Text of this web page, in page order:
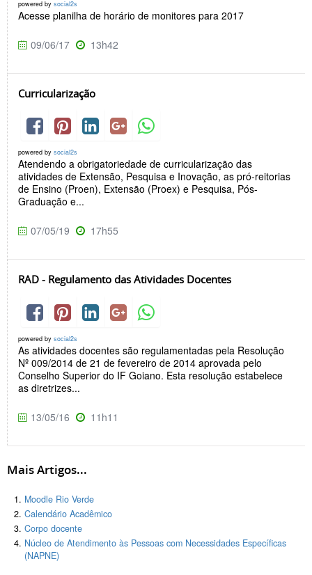
powered by social2s
Acesse planilha de horário de monitores para 2017
09/06/17 13h42
Curricularização
powered by social2s
Atendendo a obrigatoriedade de curricularização das
atividades de Extensão, Pesquisa e Inovação, as pró-reitorias
de Ensino (Proen), Extensão (Proex) e Pesquisa, Pós-
Graduação e...
07/05/19 17h55
RAD - Regulamento das Atividades Docentes
powered by social2s
As atividades docentes são regulamentadas pela Resolução
Nº 009/2014 de 21 de fevereiro de 2014 aprovada pelo
Conselho Superior do IF Goiano. Esta resolução estabelece
as diretrizes...
13/05/16 11h11
Mais Artigos...
Moodle Rio Verde
Calendário Acadêmico
Corpo docente
Núcleo de Atendimento às Pessoas com Necessidades Específicas
(NAPNE)